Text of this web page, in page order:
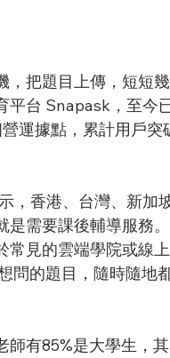
把題目上傳，短短
台 Snapask，至今
運據點，累計用戶突
，香港、台灣、新加
需要課後輔導服務
見的雲端學院或線
問的題目，隨時隨地
有85%是大學生，